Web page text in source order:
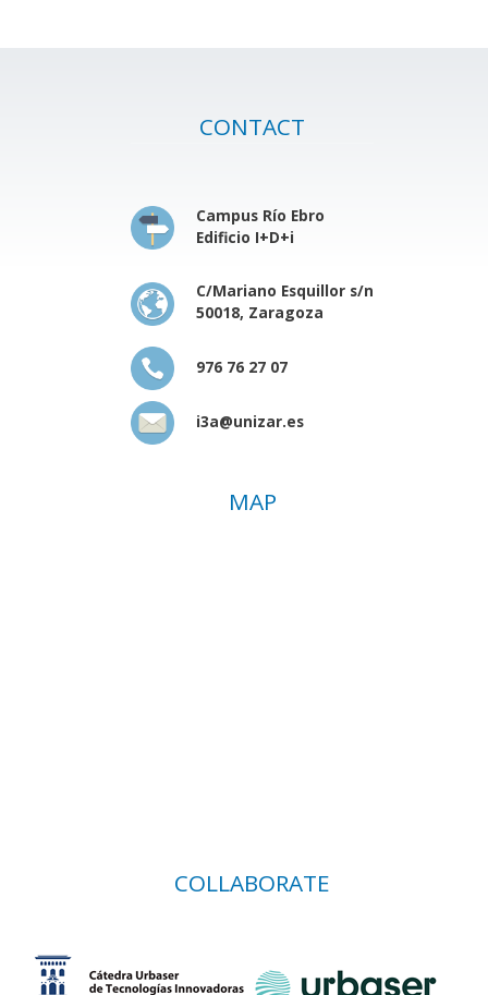
CONTACT
Campus Río Ebro
Edificio I+D+i
C/Mariano Esquillor s/n
50018, Zaragoza
976 76 27 07
i3a@unizar.es
MAP
COLLABORATE